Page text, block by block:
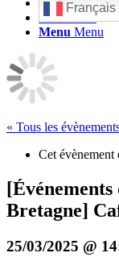
Français
Rechercher
Menu Menu
« Tous les
Cet évènement
[Événements
Bretagne]
25/03/2025 @